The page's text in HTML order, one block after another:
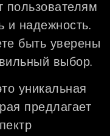
пользователям
и надежность.
быть уверены
выбор.
уникальная
предлагает